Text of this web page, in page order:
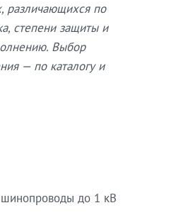
различающихся по
степени защиты и
Выбор
— по каталогу и
до 1 кВ